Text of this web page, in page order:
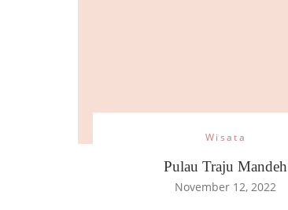
Wisata
Pulau Traju Mandeh
November 12, 2022